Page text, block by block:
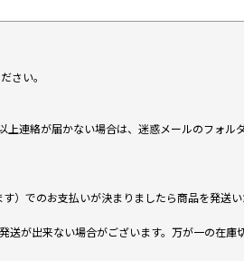
さい。
連絡が届かない場合は、迷惑メールのフォル
）でのお支払いが決まりましたら商品を発送い
が出来ない場合がございます。万が一の在庫